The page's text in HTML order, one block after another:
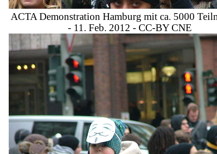
ACTA Demonstration Hamburg mit ca. 5000
- 11. Feb. 2012 - CC-BY CNE